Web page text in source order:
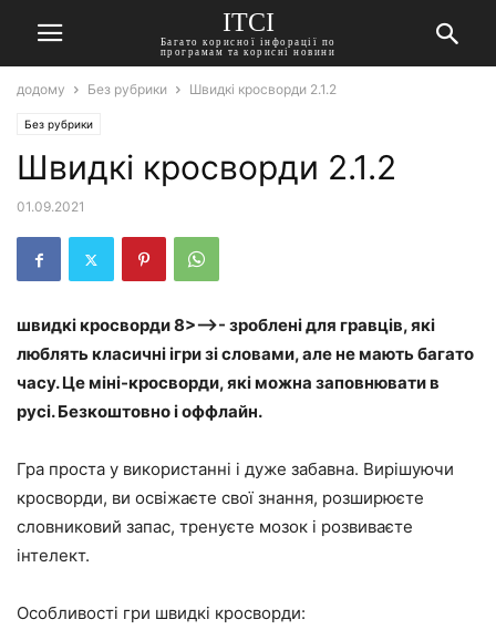
ITCI
Багато корисної інфорації по
програмам та корисні новини
додому Без рубрики Швидкі кросворди 2.1.2
Без рубрики
Швидкі кросворди 2.1.2
01.09.2021
швидкі кросворди 8>—>- зроблені для гравців, які
люблять класичні ігри зі словами, але не мають багато
часу. Це міні-кросворди, які можна заповнювати в
русі. Безкоштовно і оффлайн.
Гра проста у використанні і дуже забавна. Вирішуючи
кросворди, ви освіжаєте свої знання, розширюєте
словниковий запас, тренуєте мозок і розвиваєте
інтелект.
Особливості гри швидкі кросворди: